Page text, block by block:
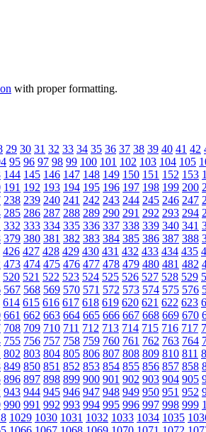
with proper formatting.
29 30 31 32 33 34 35 36 37 38 39 40 41 42
95 96 97 98 99 100 101 102 103 104 105
144 145 146 147 148 149 150 151 152 153
191 192 193 194 195 196 197 198 199 200
238 239 240 241 242 243 244 245 246 247
285 286 287 288 289 290 291 292 293 294
332 333 334 335 336 337 338 339 340 341
379 380 381 382 383 384 385 386 387 388
426 427 428 429 430 431 432 433 434 435
473 474 475 476 477 478 479 480 481 482
520 521 522 523 524 525 526 527 528 529
567 568 569 570 571 572 573 574 575 576
614 615 616 617 618 619 620 621 622 623
661 662 663 664 665 666 667 668 669 670
708 709 710 711 712 713 714 715 716 717
755 756 757 758 759 760 761 762 763 764
802 803 804 805 806 807 808 809 810 811
849 850 851 852 853 854 855 856 857 858
896 897 898 899 900 901 902 903 904 905
943 944 945 946 947 948 949 950 951 952
990 991 992 993 994 995 996 997 998 999
1029 1030 1031 1032 1033 1034 1035